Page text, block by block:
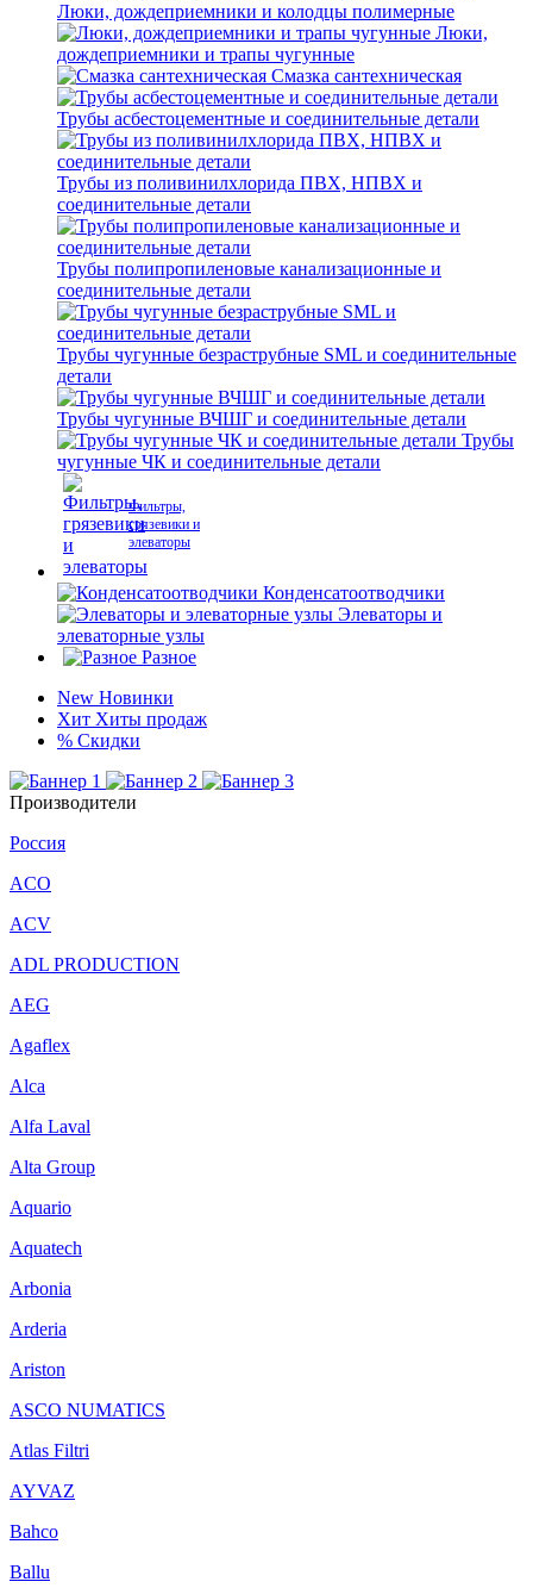
Люки, дождеприемники и колодцы полимерные
Люки,
дождеприемники и трапы чугунные
Смазка сантехническая
Трубы асбестоцементные и соединительные детали
Трубы из поливинилхлорида ПВХ, НПВХ и
соединительные детали
Трубы полипропиленовые канализационные и
соединительные детали
Трубы чугунные безраструбные SML и соединительные
детали
Трубы чугунные ВЧШГ и соединительные детали
Трубы
чугунные ЧК и соединительные детали
Фильтры,
грязевики и
элеваторы
Конденсатоотводчики
Элеваторы и
элеваторные узлы
Разное
New Новинки
Хит Хиты продаж
% Скидки
Производители
Россия
ACO
ACV
ADL PRODUCTION
AEG
Agaflex
Alca
Alfa Laval
Alta Group
Aquario
Aquatech
Arbonia
Arderia
Ariston
ASCO NUMATICS
Atlas Filtri
AYVAZ
Bahco
Ballu